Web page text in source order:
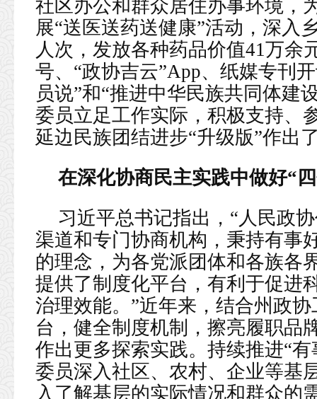
社区办公和群众居住办事环境，
展“送医送药送健康”活动，深入
人次，发放各种药品价值41万余
号、“政协吉云”App、纸媒专刊
员说”和“推进中华民族共同体建
委员立足工作实际，积极支持、
延边民族团结进步“升级版”作出
在深化协商民主实践中做好“
习近平总书记指出，“人民政
渠道和专门协商机构，秉持有事
的理念，为各党派团体和各族各
提供了制度化平台，有利于促进
治理效能。”近年来，结合州政
台，健全制度机制，擦亮履职品
作出更多探索实践。持续推进“
委员深入社区、农村、企业等基
入了解基层的实际情况和群众的